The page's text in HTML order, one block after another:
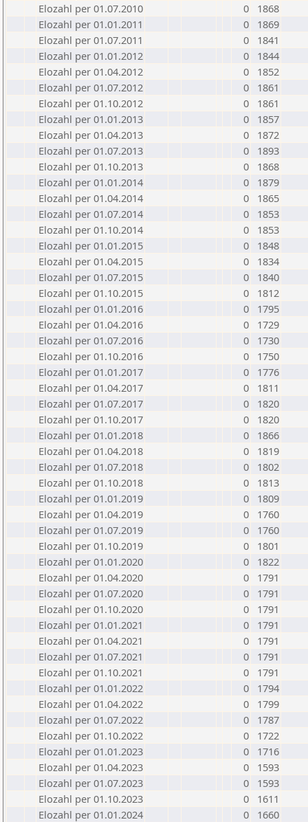
Elozahl per 01.07.2010
0
1868
Elozahl per 01.01.2011
0
1869
Elozahl per 01.07.2011
0
1841
Elozahl per 01.01.2012
0
1844
Elozahl per 01.04.2012
0
1852
Elozahl per 01.07.2012
0
1861
Elozahl per 01.10.2012
0
1861
Elozahl per 01.01.2013
0
1857
Elozahl per 01.04.2013
0
1872
Elozahl per 01.07.2013
0
1893
Elozahl per 01.10.2013
0
1868
Elozahl per 01.01.2014
0
1879
Elozahl per 01.04.2014
0
1865
Elozahl per 01.07.2014
0
1853
Elozahl per 01.10.2014
0
1853
Elozahl per 01.01.2015
0
1848
Elozahl per 01.04.2015
0
1834
Elozahl per 01.07.2015
0
1840
Elozahl per 01.10.2015
0
1812
Elozahl per 01.01.2016
0
1795
Elozahl per 01.04.2016
0
1729
Elozahl per 01.07.2016
0
1730
Elozahl per 01.10.2016
0
1750
Elozahl per 01.01.2017
0
1776
Elozahl per 01.04.2017
0
1811
Elozahl per 01.07.2017
0
1820
Elozahl per 01.10.2017
0
1820
Elozahl per 01.01.2018
0
1866
Elozahl per 01.04.2018
0
1819
Elozahl per 01.07.2018
0
1802
Elozahl per 01.10.2018
0
1813
Elozahl per 01.01.2019
0
1809
Elozahl per 01.04.2019
0
1760
Elozahl per 01.07.2019
0
1760
Elozahl per 01.10.2019
0
1801
Elozahl per 01.01.2020
0
1822
Elozahl per 01.04.2020
0
1791
Elozahl per 01.07.2020
0
1791
Elozahl per 01.10.2020
0
1791
Elozahl per 01.01.2021
0
1791
Elozahl per 01.04.2021
0
1791
Elozahl per 01.07.2021
0
1791
Elozahl per 01.10.2021
0
1791
Elozahl per 01.01.2022
0
1794
Elozahl per 01.04.2022
0
1799
Elozahl per 01.07.2022
0
1787
Elozahl per 01.10.2022
0
1722
Elozahl per 01.01.2023
0
1716
Elozahl per 01.04.2023
0
1593
Elozahl per 01.07.2023
0
1593
Elozahl per 01.10.2023
0
1611
Elozahl per 01.01.2024
0
1660